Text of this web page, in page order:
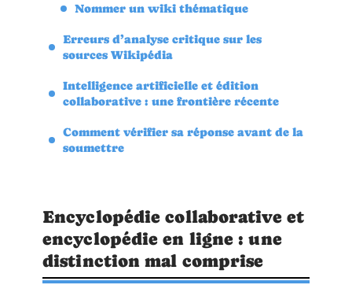
Nommer un wiki thématique
Erreurs d’analyse critique sur les
sources Wikipédia
Intelligence artificielle et édition
collaborative : une frontière récente
Comment vérifier sa réponse avant de la
soumettre
Encyclopédie collaborative et
encyclopédie en ligne : une
distinction mal comprise